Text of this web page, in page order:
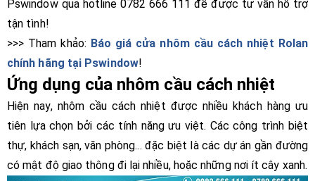
Pswindow qua hotline 0782 666 111 để được tư vấn hỗ trợ
tận tình!
>>> Tham khảo: Báo giá cửa nhôm cầu cách nhiệt Rolan
chính hãng tại Pswindow!
Ứng dụng của nhôm cầu cách nhiệt
Hiện nay, nhôm cầu cách nhiệt được nhiều khách hàng ưu
tiên lựa chọn bởi các tính năng ưu việt. Các công trình biệt
thự, khách sạn, văn phòng... đặc biệt là các dự án gần đường
có mật độ giao thông đi lại nhiều, hoặc những nơi ít cây xanh.